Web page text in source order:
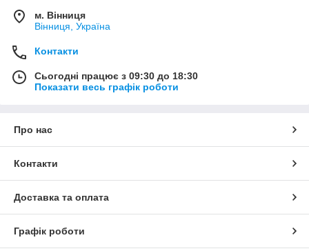
м. Вінниця
Вінниця, Україна
Контакти
Сьогодні працює з 09:30 до 18:30
Показати весь графік роботи
Про нас
Контакти
Доставка та оплата
Графік роботи